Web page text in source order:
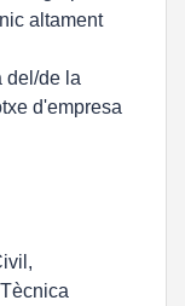
altament
del/de la
d'empresa